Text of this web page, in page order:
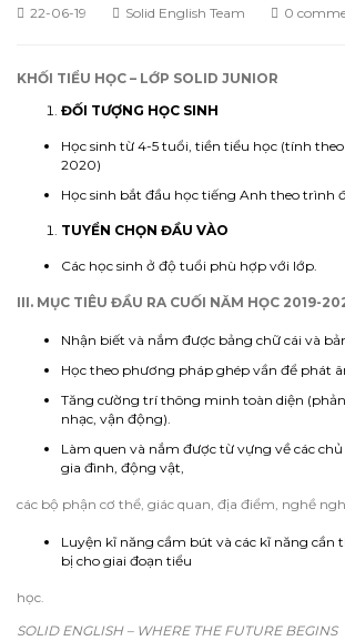
22-06-19 Solid English Team 0
KHỐI TIỂU HỌC – LỚP SOLID JUNIOR
ĐỐI TƯỢNG HỌC SINH
Học sinh từ 4-5 tuổi, tiền tiểu học (tính
2020)
Học sinh bắt đầu học tiếng Anh theo trình
TUYỂN CHỌN ĐẦU VÀO
Các học sinh ở độ tuổi phù hợp với lớp.
III. MỤC TIÊU ĐẦU RA CUỐI NĂM HỌC 2019-
Nhận biết và nắm được bảng chữ cái và
Học theo phương pháp ghép vần để phát
Tăng cường trí thông minh toàn diện
nhạc, vận động).
Làm quen và nắm được từ vựng về các
gia đình, động vật,
các bộ phận cơ thể, giác quan, địa điểm, nghề
Luyện kĩ năng cầm bút và các kĩ năng cần
bị cho giai đoạn tiểu
học.
SOLID ENGLISH – WHERE THE FUTURE BEGINS